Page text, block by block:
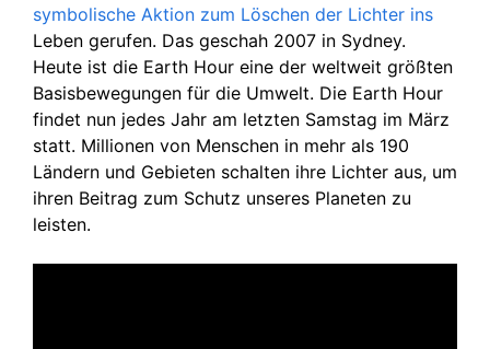
symbolische Aktion zum Löschen der Lichter ins
Leben gerufen. Das geschah 2007 in Sydney.
Heute ist die Earth Hour eine der weltweit größten
Basisbewegungen für die Umwelt. Die Earth Hour
findet nun jedes Jahr am letzten Samstag im März
statt. Millionen von Menschen in mehr als 190
Ländern und Gebieten schalten ihre Lichter aus, um
ihren Beitrag zum Schutz unseres Planeten zu
leisten.